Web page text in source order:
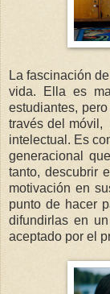
La fascinación
vida. Ella es
estudiantes,
través del móvil,
intelectual. Es
generacional
tanto, descubrir
motivación en
punto de hacer
difundirlas en
aceptado por el